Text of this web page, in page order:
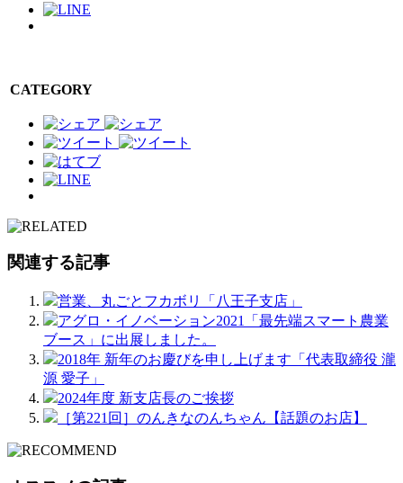
CATEGORY
関連する記事
営業、丸ごとフカボリ「八王子支店」
アグロ・イノベーション2021「最先端スマート農業
ブース」に出展しました。
2018年 新年のお慶びを申し上げます「代表取締役 瀧
源 愛子」
2024年度 新支店長のご挨拶
［第221回］のんきなのんちゃん【話題のお店】